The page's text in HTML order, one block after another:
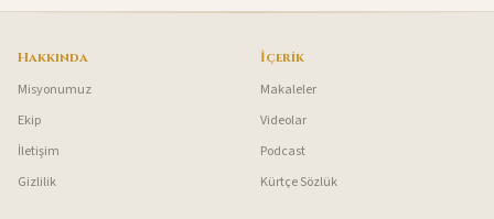
Hakkında
Misyonumuz
Ekip
İletişim
Gizlilik
İçerik
Makaleler
Videolar
Podcast
Kürtçe Sözlük